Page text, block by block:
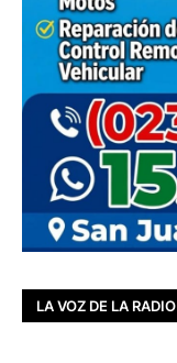
LA VOZ DE LA RADIO